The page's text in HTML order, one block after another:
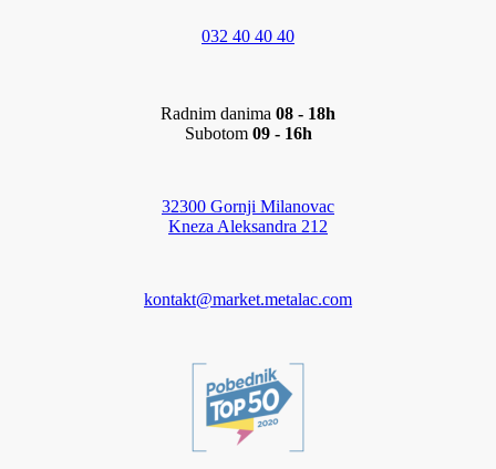
032 40 40 40
Radnim danima 08 - 18h
Subotom 09 - 16h
32300 Gornji Milanovac
Kneza Aleksandra 212
kontakt@market.metalac.com